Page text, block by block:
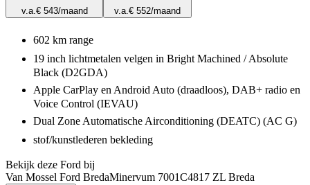
v.a.€ 543/maand
v.a.€ 552/maand
602 km range
19 inch lichtmetalen velgen in Bright Machined / Absolute
Black (D2GDA)
Apple CarPlay en Android Auto (draadloos), DAB+ radio en
Voice Control (IEVAU)
Dual Zone Automatische Airconditioning (DEATC) (AC G)
stof/kunstlederen bekleding
Bekijk deze Ford bij
Van Mossel Ford BredaMinervum 7001C4817 ZL Breda